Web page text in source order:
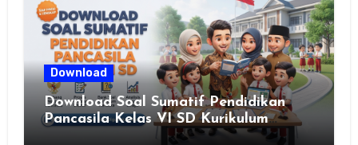
Download
Download Soal Sumatif Pendidikan
Pancasila Kelas VI SD Kurikulum
Merdeka, Solusi Praktis Guru